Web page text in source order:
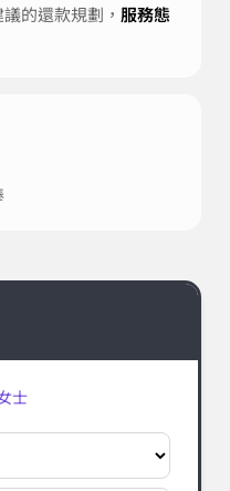
的還款規劃， 服務態
士